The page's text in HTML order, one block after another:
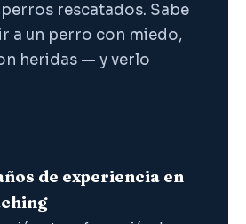
rescatados. Sabe
a un perro con miedo,
heridas — y verlo
de experiencia en